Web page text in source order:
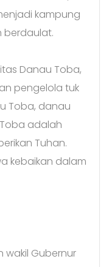
kampung
berdaulat.
Danau Toba,
pengelola tuk
Toba, danau
adalah
Tuhan.
kebaikan dalam
wakil Gubernur